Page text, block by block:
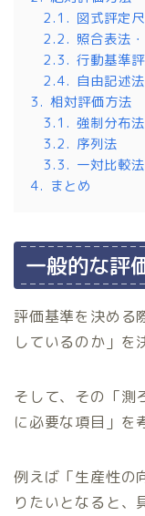
2.1. 図式評定
2.2. 照合表法
2.3. 行動基準
2.4. 自由記述
3. 相対評価方法
3.1. 強制分布法
3.2. 序列法
3.3. 一対比較法
4. まとめ
一般的な評
評価基準を決める
しているのか」を
そして、その「測
に必要な項目」を
例えば「生産性の
りたいとなると、